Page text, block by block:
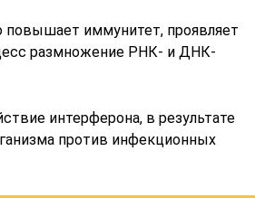
повышает иммунитет, проявляет
размножение РНК- и ДНК-
интерферона, в результате
против инфекционных